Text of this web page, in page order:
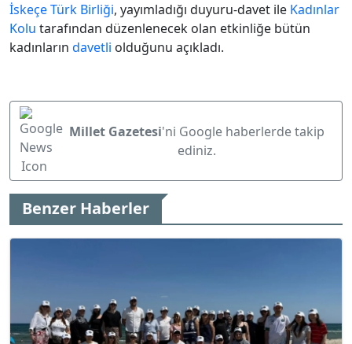
İskeçe Türk Birliği, yayımladığı duyuru-davet ile Kadınlar
Kolu tarafından düzenlenecek olan etkinliğe bütün
kadınların davetli olduğunu açıkladı.
Millet Gazetesi'ni Google haberlerde takip
ediniz.
Benzer Haberler